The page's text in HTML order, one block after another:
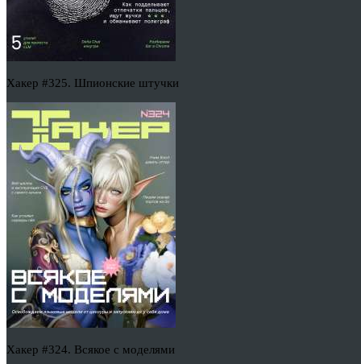
Хакер #325. Шпионские штучки
Хакер #324. Всякое с моделями